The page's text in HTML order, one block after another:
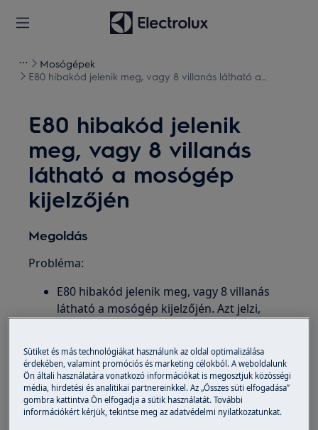
Mosógépek
E80 hibakód jelenik meg, vagy 8 villanás látható a
E80 hibakód jelenik
meg, vagy 8 villanás
látható a mosógép
kijelzőjén
Megoldás
Probléma:
E80 hibakód jelenik meg, vagy 8 villanás
látható a mosógép kijelzőjén. Azt jelzi,
hogy a programválasztó félállásban
maradt két mosás között.
Mire vonatkozik:
Sütiket és más technológiákat használunk az oldal optimalizálása
érdekében, valamint promóciós és marketing célokból. A weboldalunk
Ön általi használatára vonatkozó információkat is megosztjuk közösségi
média, hirdetési és analitikai partnereinkkel. Az „Összes süti elfogadása”
gombra kattintva Ön elfogadja a sütik használatát. További
információkért kérjük, tekintse meg az adatvédelmi nyilatkozatunkat.